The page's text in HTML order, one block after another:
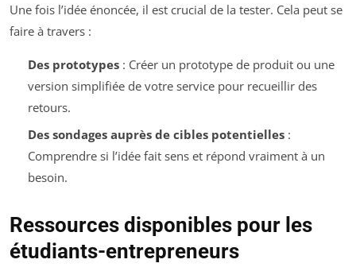
Une fois l’idée énoncée, il est crucial de la tester. Cela peut se
faire à travers :
Des prototypes: Créer un prototype de produit ou une
version simplifiée de votre service pour recueillir des
retours.
Des sondages auprès de cibles potentielles:
Comprendre si l’idée fait sens et répond vraiment à un
besoin.
Ressources disponibles pour les
étudiants-entrepreneurs